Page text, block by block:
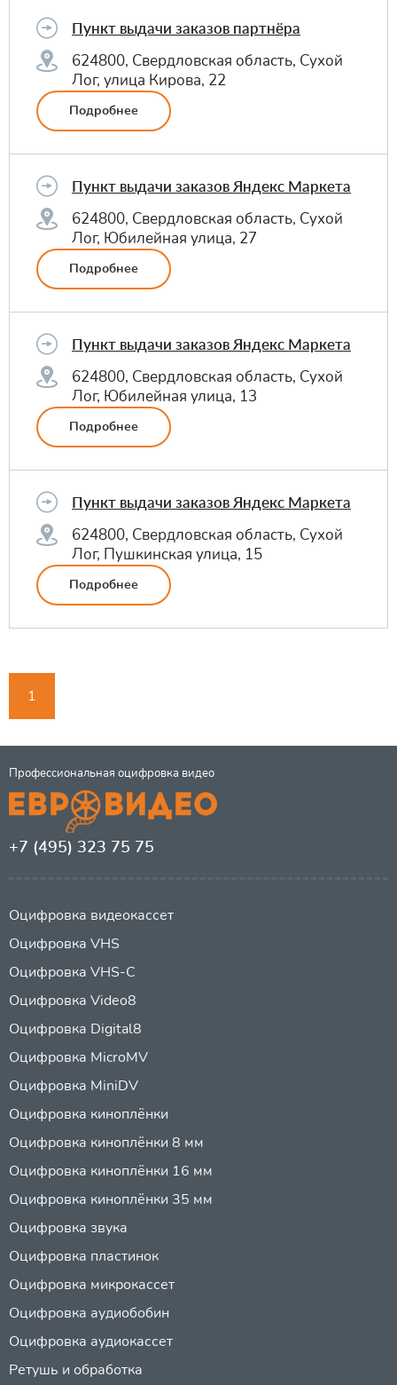
Пункт выдачи заказов партнёра
624800, Свердловская область, Сухой
Лог, улица Кирова, 22
Подробнее
Пункт выдачи заказов Яндекс Маркета
624800, Свердловская область, Сухой
Лог, Юбилейная улица, 27
Подробнее
Пункт выдачи заказов Яндекс Маркета
624800, Свердловская область, Сухой
Лог, Юбилейная улица, 13
Подробнее
Пункт выдачи заказов Яндекс Маркета
624800, Свердловская область, Сухой
Лог, Пушкинская улица, 15
Подробнее
1
Профессиональная оцифровка видео
+7 (495) 323 75 75
Оцифровка видеокассет
Оцифровка VHS
Оцифровка VHS-C
Оцифровка Video8
Оцифровка Digital8
Оцифровка MicroMV
Оцифровка MiniDV
Оцифровка киноплёнки
Оцифровка киноплёнки 8 мм
Оцифровка киноплёнки 16 мм
Оцифровка киноплёнки 35 мм
Оцифровка звука
Оцифровка пластинок
Оцифровка микрокассет
Оцифровка аудиобобин
Оцифровка аудиокассет
Ретушь и обработка